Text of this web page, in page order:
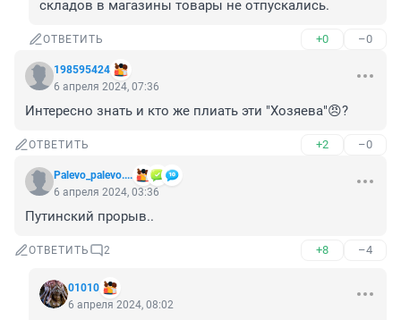
складов в магазины товары не отпускались.
ОТВЕТИТЬ +0 –0
198595424
6 апреля 2024, 07:36
Интересно знать и кто же плиать эти "Хозяева"😠?
ОТВЕТИТЬ +2 –0
Palevo_palevo....
6 апреля 2024, 03:36
Путинский прорыв..
ОТВЕТИТЬ 2 +8 –4
01010
6 апреля 2024, 08:02